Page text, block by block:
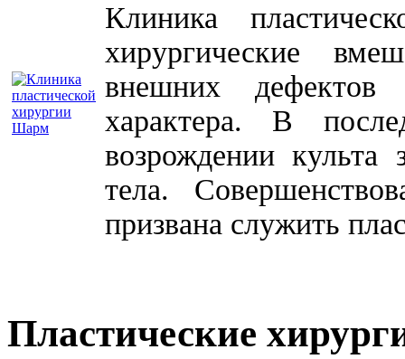
Клиника
хирургические
внешних дефектов
характера. В
возрождении культа
тела.
призвана служить
Пластические